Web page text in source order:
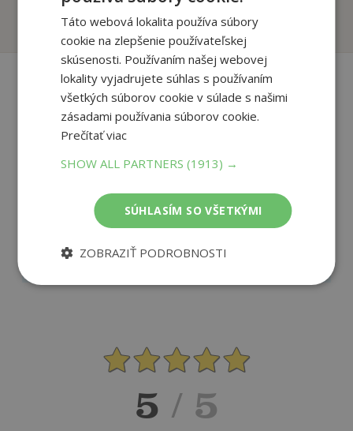
Predpredaj Predpredaj
Recenzie čitateľov
Napíšte recenziu a môžete vyhrať
Ako sa vám páčila kniha?
PRIDAŤ RECENZIU
5 / 5
Táto webová lokalita používa súbory
cookie na zlepšenie používateľskej
skúsenosti. Používaním našej webovej
lokality vyjadrujete súhlas s používaním
všetkých súborov cookie v súlade s našimi
zásadami používania súborov cookie.
Prečítať viac
SHOW ALL PARTNERS(1913) →
SÚHLASÍM SO VŠETKÝMI
ZOBRAZIŤ PODROBNOSTI